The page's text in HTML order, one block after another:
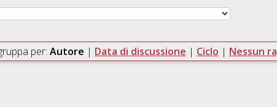
per: Autore | Data di discussione | Ciclo | Nessun